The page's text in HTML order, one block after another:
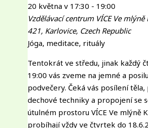
20 května v 17:30 - 19:00
Vzdělávací centrum VÍCE Ve mlýně
421, Karlovice, Czech Republic
Jóga, meditace, rituály
Tentokrát ve středu, jinak každý
19:00 vás zveme na jemné a
podvečery. Čeká vás posílení
dechové techniky a propojení se
útulném prostoru VÍCE Ve mlýně
probíhají vždy ve čtvrtek do